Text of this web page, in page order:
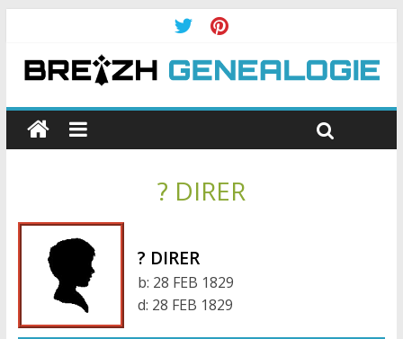
? DIRER
? DIRER
b: 28 FEB 1829
d: 28 FEB 1829